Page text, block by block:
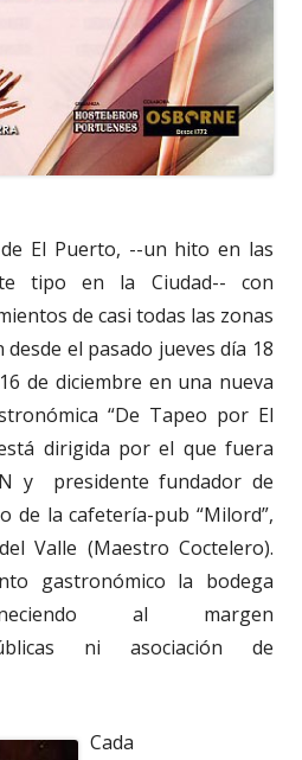
El Puerto, --un hito en las
tipo en la Ciudad-- con
de casi todas las zonas
el pasado jueves día 18
de diciembre en una nueva
“De Tapeo por El
dirigida por el que fuera
y presidente fundador de
de la cafetería-pub “Milord”,
Valle (Maestro Coctelero).
gastronómico la bodega
al margen
ni asociación de
Cada